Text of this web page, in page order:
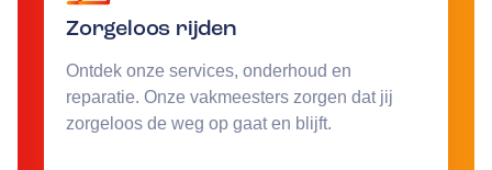
Zorgeloos rijden
Ontdek onze services, onderhoud en
reparatie. Onze vakmeesters zorgen dat jij
zorgeloos de weg op gaat en blijft.